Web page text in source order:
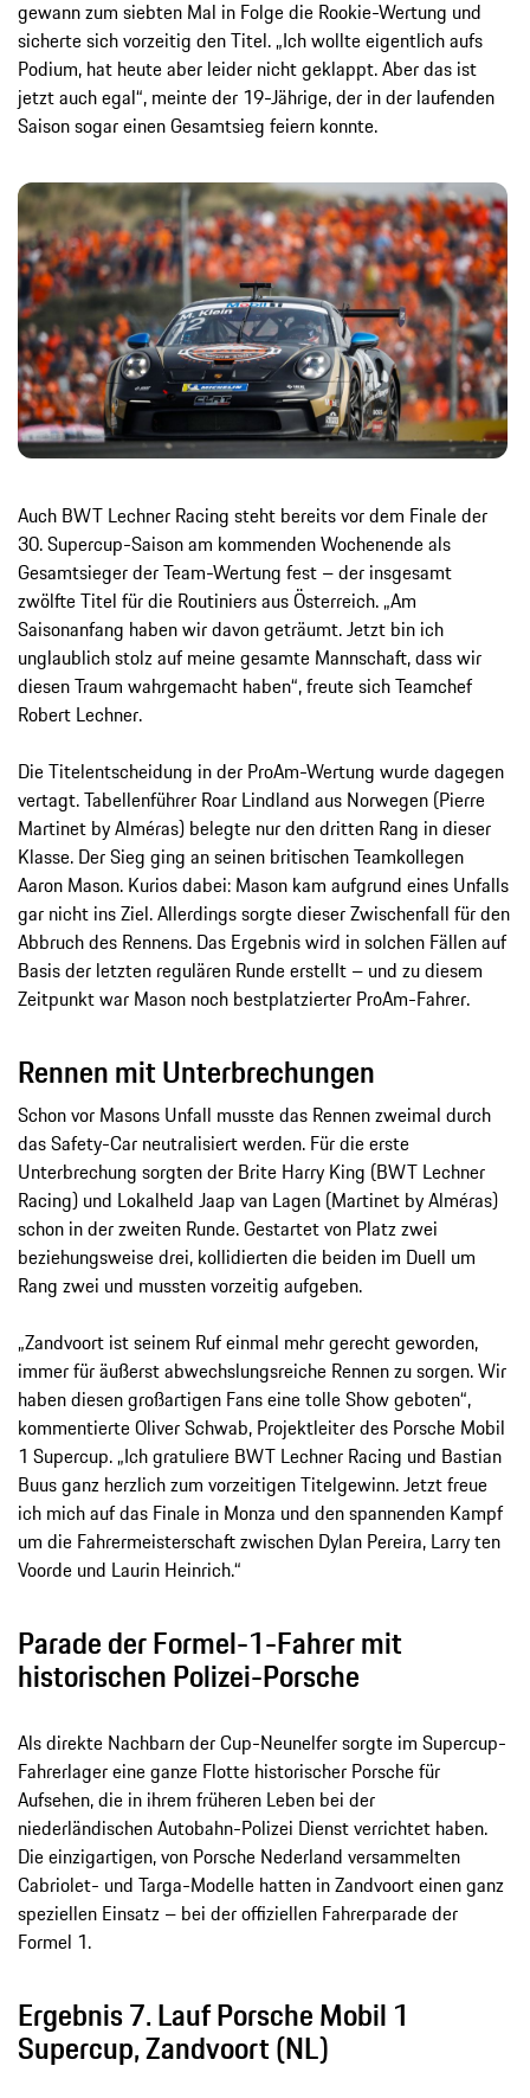
gewann zum siebten Mal in Folge die Rookie-Wertung und
sicherte sich vorzeitig den Titel. „Ich wollte eigentlich aufs
Podium, hat heute aber leider nicht geklappt. Aber das ist
jetzt auch egal“, meinte der 19-Jährige, der in der laufenden
Saison sogar einen Gesamtsieg feiern konnte.
Auch BWT Lechner Racing steht bereits vor dem Finale der
30. Supercup-Saison am kommenden Wochenende als
Gesamtsieger der Team-Wertung fest – der insgesamt
zwölfte Titel für die Routiniers aus Österreich. „Am
Saisonanfang haben wir davon geträumt. Jetzt bin ich
unglaublich stolz auf meine gesamte Mannschaft, dass wir
diesen Traum wahrgemacht haben“, freute sich Teamchef
Robert Lechner.
Die Titelentscheidung in der ProAm-Wertung wurde dagegen
vertagt. Tabellenführer Roar Lindland aus Norwegen (Pierre
Martinet by Alméras) belegte nur den dritten Rang in dieser
Klasse. Der Sieg ging an seinen britischen Teamkollegen
Aaron Mason. Kurios dabei: Mason kam aufgrund eines Unfalls
gar nicht ins Ziel. Allerdings sorgte dieser Zwischenfall für den
Abbruch des Rennens. Das Ergebnis wird in solchen Fällen auf
Basis der letzten regulären Runde erstellt – und zu diesem
Zeitpunkt war Mason noch bestplatzierter ProAm-Fahrer.
Rennen mit Unterbrechungen
Schon vor Masons Unfall musste das Rennen zweimal durch
das Safety-Car neutralisiert werden. Für die erste
Unterbrechung sorgten der Brite Harry King (BWT Lechner
Racing) und Lokalheld Jaap van Lagen (Martinet by Alméras)
schon in der zweiten Runde. Gestartet von Platz zwei
beziehungsweise drei, kollidierten die beiden im Duell um
Rang zwei und mussten vorzeitig aufgeben.
„Zandvoort ist seinem Ruf einmal mehr gerecht geworden,
immer für äußerst abwechslungsreiche Rennen zu sorgen. Wir
haben diesen großartigen Fans eine tolle Show geboten“,
kommentierte Oliver Schwab, Projektleiter des Porsche Mobil
1 Supercup. „Ich gratuliere BWT Lechner Racing und Bastian
Buus ganz herzlich zum vorzeitigen Titelgewinn. Jetzt freue
ich mich auf das Finale in Monza und den spannenden Kampf
um die Fahrermeisterschaft zwischen Dylan Pereira, Larry ten
Voorde und Laurin Heinrich.“
Parade der Formel-1-Fahrer mit
historischen Polizei-Porsche
Als direkte Nachbarn der Cup-Neunelfer sorgte im Supercup-
Fahrerlager eine ganze Flotte historischer Porsche für
Aufsehen, die in ihrem früheren Leben bei der
niederländischen Autobahn-Polizei Dienst verrichtet haben.
Die einzigartigen, von Porsche Nederland versammelten
Cabriolet- und Targa-Modelle hatten in Zandvoort einen ganz
speziellen Einsatz – bei der offiziellen Fahrerparade der
Formel 1.
Ergebnis 7. Lauf Porsche Mobil 1
Supercup, Zandvoort (NL)